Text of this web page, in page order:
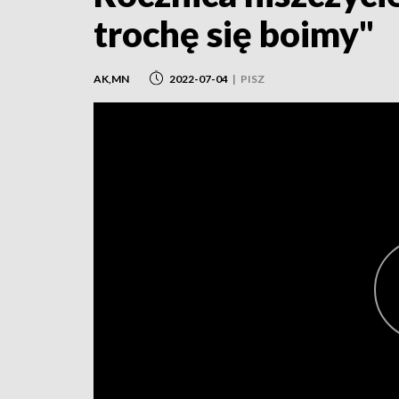
trochę się boimy"
AK,MN 2022-07-04 | PISZ